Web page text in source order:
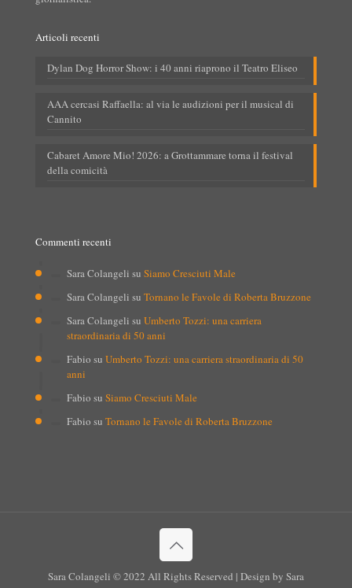
Articoli recenti
Dylan Dog Horror Show: i 40 anni riaprono il Teatro Eliseo
AAA cercasi Raffaella: al via le audizioni per il musical di
Cannito
Cabaret Amore Mio! 2026: a Grottammare torna il festival
della comicità
Commenti recenti
Sara Colangeli su Siamo Cresciuti Male
Sara Colangeli su Tornano le Favole di Roberta Bruzzone
Sara Colangeli su Umberto Tozzi: una carriera
straordinaria di 50 anni
Fabio su Umberto Tozzi: una carriera straordinaria di 50
anni
Fabio su Siamo Cresciuti Male
Fabio su Tornano le Favole di Roberta Bruzzone
Sara Colangeli © 2022 All Rights Reserved | Design by Sara